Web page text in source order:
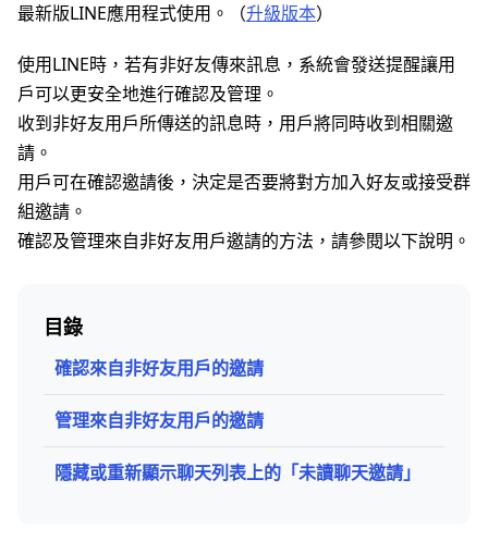
最新版LINE應用程式使用。（升級版本）
使用LINE時，若有非好友傳來訊息，系統會發送提醒讓用
戶可以更安全地進行確認及管理。
收到非好友用戶所傳送的訊息時，用戶將同時收到相關邀
請。
用戶可在確認邀請後，決定是否要將對方加入好友或接受群
組邀請。
確認及管理來自非好友用戶邀請的方法，請參閱以下說明。
目錄
確認來自非好友用戶的邀請
管理來自非好友用戶的邀請
隱藏或重新顯示聊天列表上的「未讀聊天邀請」